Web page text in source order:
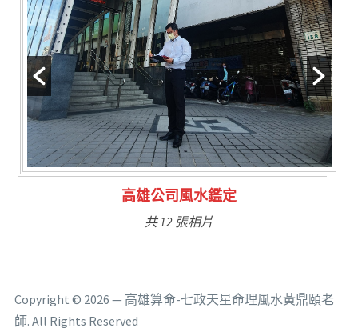
林氏福主量子生基造命
共 6 張相片
Copyright © 2026 — 高雄算命-七政天星命理風水黃鼎頤老
師. All Rights Reserved